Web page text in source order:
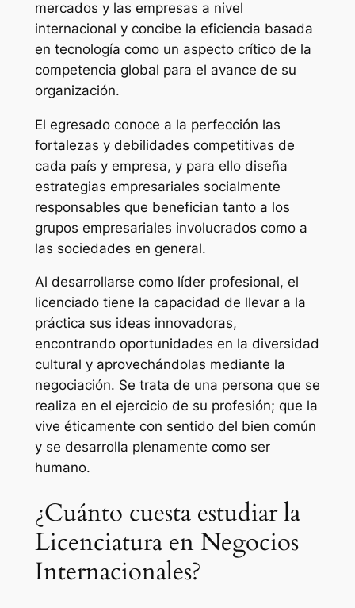
mercados y las empresas a nivel
internacional y concibe la eficiencia basada
en tecnología como un aspecto crítico de la
competencia global para el avance de su
organización.
El egresado conoce a la perfección las
fortalezas y debilidades competitivas de
cada país y empresa, y para ello diseña
estrategias empresariales socialmente
responsables que benefician tanto a los
grupos empresariales involucrados como a
las sociedades en general.
Al desarrollarse como líder profesional, el
licenciado tiene la capacidad de llevar a la
práctica sus ideas innovadoras,
encontrando oportunidades en la diversidad
cultural y aprovechándolas mediante la
negociación. Se trata de una persona que se
realiza en el ejercicio de su profesión; que la
vive éticamente con sentido del bien común
y se desarrolla plenamente como ser
humano.
¿Cuánto cuesta estudiar la
Licenciatura en Negocios
Internacionales?